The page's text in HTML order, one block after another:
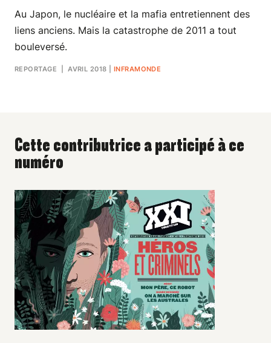
Au Japon, le nucléaire et la mafia entretiennent des
liens anciens. Mais la catastrophe de 2011 a tout
bouleversé.
REPORTAGE | AVRIL 2018 INFRAMONDE
Cette contributrice a participé à ce
numéro